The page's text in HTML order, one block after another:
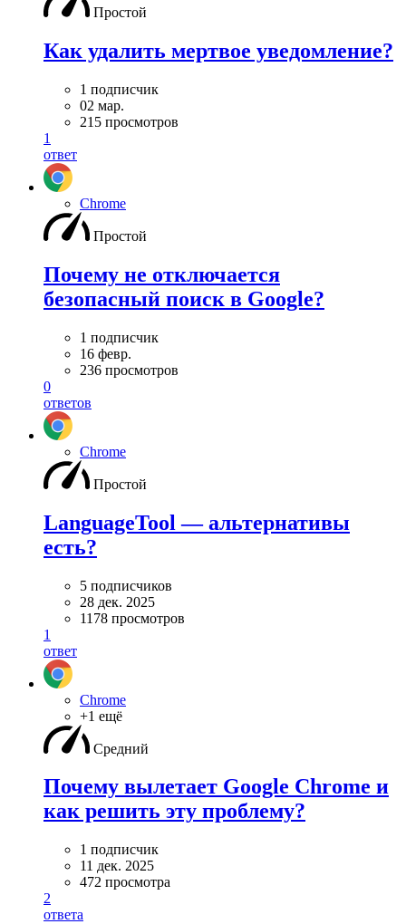
Простой
Как удалить мертвое уведомление?
1 подписчик
02 мар.
215 просмотров
1
ответ
Chrome
Простой
Почему не отключается
безопасный поиск в Google?
1 подписчик
16 февр.
236 просмотров
0
ответов
Chrome
Простой
LanguageTool — альтернативы
есть?
5 подписчиков
28 дек. 2025
1178 просмотров
1
ответ
Chrome
+1 ещё
Средний
Почему вылетает Google Chrome и
как решить эту проблему?
1 подписчик
11 дек. 2025
472 просмотра
2
ответа